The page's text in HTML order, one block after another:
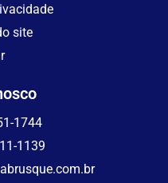
site
1744
1139